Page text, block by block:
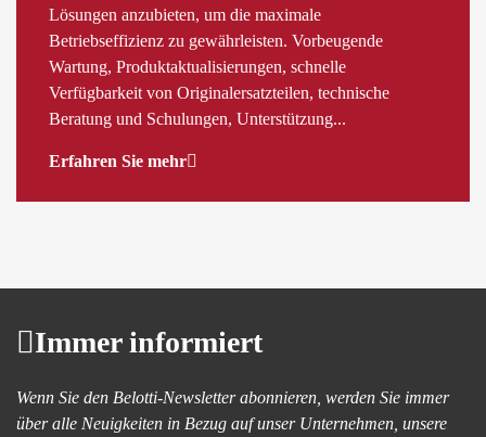
Lösungen anzubieten, um die maximale
Betriebseffizienz zu gewährleisten. Vorbeugende
Wartung, Produktaktualisierungen, schnelle
Verfügbarkeit von Originalersatzteilen, technische
Beratung und Schulungen, Unterstützung...
Erfahren Sie mehr
Immer informiert
Wenn Sie den Belotti-Newsletter abonnieren, werden Sie immer
über alle Neuigkeiten in Bezug auf unser Unternehmen, unsere